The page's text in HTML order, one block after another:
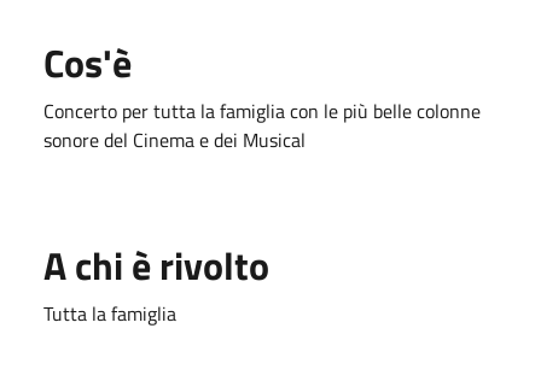
Cos'è
Concerto per tutta la famiglia con le più belle colonne
sonore del Cinema e dei Musical
A chi è rivolto
Tutta la famiglia